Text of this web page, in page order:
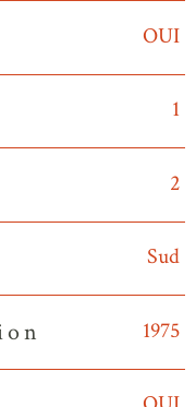
OUI
1
2
Sud
1975